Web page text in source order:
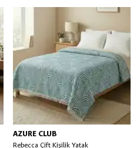
AZURE CLUB
Rebecca Çift Kişilik Yatak